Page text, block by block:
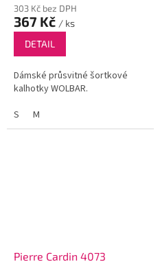
303 Kč bez DPH
367 Kč / ks
DETAIL
Dámské průsvitné šortkové
kalhotky WOLBAR.
S
M
Pierre Cardin 4073